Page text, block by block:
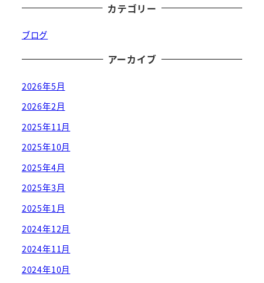
カテゴリー
ブログ
アーカイブ
2026年5月
2026年2月
2025年11月
2025年10月
2025年4月
2025年3月
2025年1月
2024年12月
2024年11月
2024年10月